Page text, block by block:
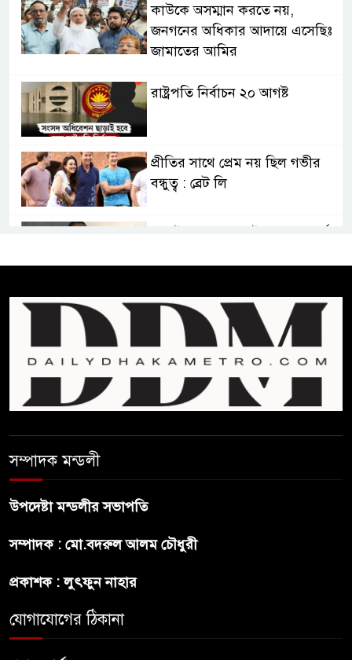
কাউকে অসম্মান করতে নয়,
জনগনের অধিকার আদায়ে এসেছিঃ
জামাতের আমির
রাষ্ট্রপতি নির্বাচন ২০ আগষ্ট
প্রীতির সাথে প্রেম নয় ছিল গভীর
বন্ধুত্ব : ব্রেট লি
আমরা যদি বলি জুলাই কার, তাহলে
তো জুলাই কারওই থাকবে না:
স্বরাষ্ট্রমন্ত্রী
ফ্যাসিবাদ মুক্ত দিবস ৫ আগস্ট
বাংলাদেশে বিনিয়োগ ও দক্ষ শ্রমিক
সম্পাদক মন্ডলী
উপদেষ্টা মন্ডলীর সভাপতি
সম্পাদক : মো.বদরুল আলম চৌধুরী
প্রকাশক : লুৎফুন নাহার
যোগাযোগের ঠিকানা